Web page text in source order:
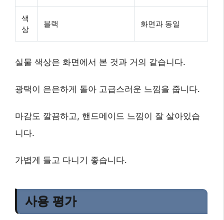
색
상
블랙 화면과 동일
실물 색상은 화면에서 본 것과 거의 같습니다.
광택이 은은하게 돌아 고급스러운 느낌을 줍니다.
마감도 깔끔하고, 핸드메이드 느낌이 잘 살아있습
니다.
가볍게 들고 다니기 좋습니다.
사용 평가